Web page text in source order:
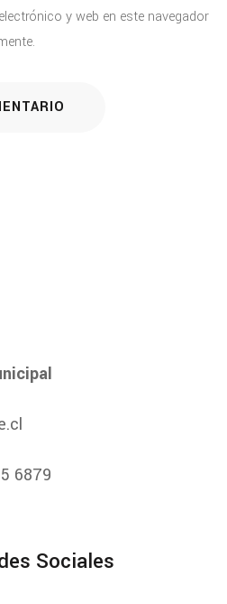
y web en este navegador
6879
Sociales